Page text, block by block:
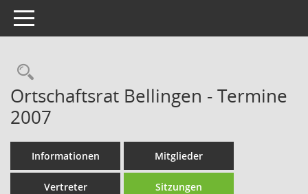
Toggle navigation
Rechercheauswahl
Ortschaftsrat Bellingen - Termine
2007
Informationen Mitglieder
Vertreter Sitzungen